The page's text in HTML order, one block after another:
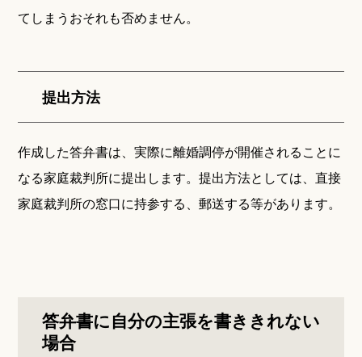
てしまうおそれも否めません。
提出方法
作成した答弁書は、実際に離婚調停が開催されることに
なる家庭裁判所に提出します。提出方法としては、直接
家庭裁判所の窓口に持参する、郵送する等があります。
答弁書に自分の主張を書ききれない
場合